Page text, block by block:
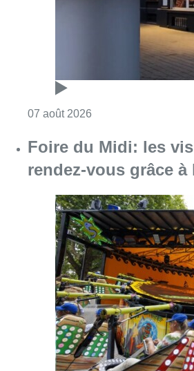
07 août 2026
Foire du Midi: les
rendez-vous grâce à